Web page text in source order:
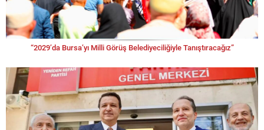
“2029’da Bursa’yı Milli Görüş Belediyeciliğiyle Tanıştıracağız”